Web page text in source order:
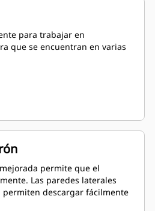
para trabajar en
que se encuentran en varias
permite que el
Las paredes laterales
permiten descargar fácilmente